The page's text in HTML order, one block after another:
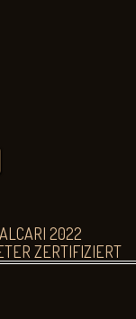
2022
ZERTIFIZIERT